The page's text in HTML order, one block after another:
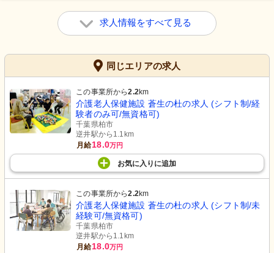
求人情報をすべて見る
同じエリアの求人
この事業所から2.2km
介護老人保健施設 蒼生の杜の求人 (シフト制/経
験者のみ可/無資格可)
千葉県柏市
逆井駅から1.1km
月給18.0万円
お気に入り に追加
この事業所から2.2km
介護老人保健施設 蒼生の杜の求人 (シフト制/未
経験可/無資格可)
千葉県柏市
逆井駅から1.1km
月給18.0万円